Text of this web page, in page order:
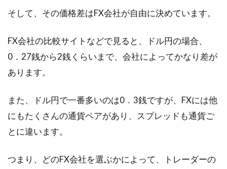
金は高価ですが、比較的ポピュラーな貴金属と
すね。皆...
で税金を還付できるかも
そして、その価格差はFX会社が自由に決めています。
FX会社の比較サイトなどで見ると、ドル円の場合、
0．27銭から2銭くらいまで、会社によってかなり差が
あります。
また、ドル円で一番多いのは0．3銭ですが、FXには他
にもたくさんの通貨ペアがあり、スプレッドも通貨ご
とに違います。
つまり、どのFX会社を選ぶかによって、トレーダーの